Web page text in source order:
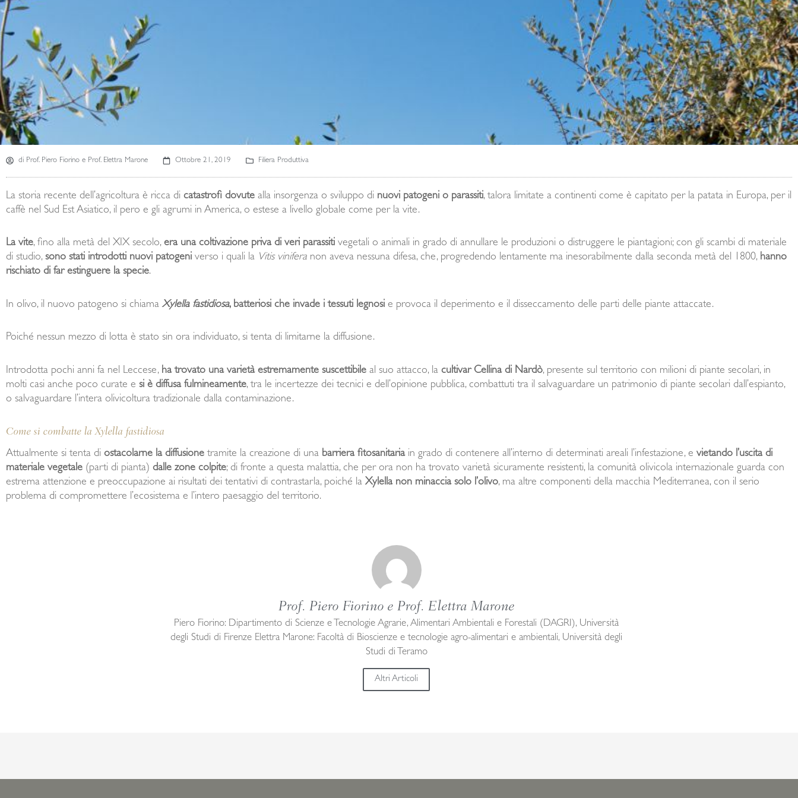
di Prof. Piero Fiorino e Prof. Elettra Marone Ottobre 21, 2019 Filiera Produttiva
La storia recente dell’agricoltura è ricca di catastrofi dovute alla insorgenza o sviluppo di nuovi patogeni o parassiti, talora limitate a continenti come è capitato per la patata in Europa, per il
caffè nel Sud Est Asiatico, il pero e gli agrumi in America, o estese a livello globale come per la vite.
La vite, fino alla metà del XIX secolo, era una coltivazione priva di veri parassiti vegetali o animali in grado di annullare le produzioni o distruggere le piantagioni; con gli scambi di materiale
di studio, sono stati introdotti nuovi patogeni verso i quali la Vitis vinifera non aveva nessuna difesa, che, progredendo lentamente ma inesorabilmente dalla seconda metà del 1800, hanno
rischiato di far estinguere la specie.
In olivo, il nuovo patogeno si chiamaXylella fastidiosa, batteriosi che invade i tessuti legnosi e provoca il deperimento e il disseccamento delle parti delle piante attaccate.
Poiché nessun mezzo di lotta è stato sin ora individuato, si tenta di limitarne la diffusione.
Introdotta pochi anni fa nel Leccese, ha trovato una varietà estremamente suscettibile al suo attacco, la cultivar Cellina di Nardò, presente sul territorio con milioni di piante secolari, in
molti casi anche poco curate e si è diffusa fulmineamente, tra le incertezze dei tecnici e dell’opinione pubblica, combattuti tra il salvaguardare un patrimonio di piante secolari dall’espianto,
o salvaguardare l’intera olivicoltura tradizionale dalla contaminazione.
Come si combatte la Xylella fastidiosa
Attualmente si tenta di ostacolarne la diffusione tramite la creazione di una barriera fitosanitariain grado di contenere all’interno di determinati areali l’infestazione, e vietando l’uscita di
materiale vegetale (parti di pianta) dalle zone colpite; di fronte a questa malattia, che per ora non ha trovato varietà sicuramente resistenti, la comunità olivicola internazionale guarda con
estrema attenzione e preoccupazione ai risultati dei tentativi di contrastarla, poiché la Xylella non minaccia solo l’olivo, ma altre componenti della macchia Mediterranea, con il serio
problema di compromettere l’ecosistema e l’intero paesaggio del territorio.
Prof. Piero Fiorino e Prof. Elettra Marone
Piero Fiorino: Dipartimento di Scienze e Tecnologie Agrarie, Alimentari Ambientali e Forestali (DAGRI), Università
degli Studi di Firenze Elettra Marone: Facoltà di Bioscienze e tecnologie agro-alimentari e ambientali, Università degli
Studi di Teramo
Altri Articoli